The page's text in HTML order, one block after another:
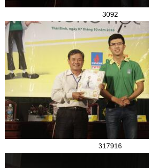
3092
317916